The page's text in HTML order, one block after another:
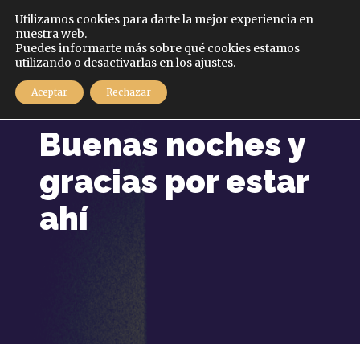
MENÚ
Buenas noches y
gracias por estar
ahí
Español
Utilizamos cookies para darte la mejor experiencia en
nuestra web.
Puedes informarte más sobre qué cookies estamos
utilizando o desactivarlas en los ajustes.
Aceptar Rechazar